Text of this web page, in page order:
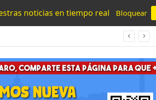
noticias en tiempo real Bloquear
En Col. Valle Del Durazno